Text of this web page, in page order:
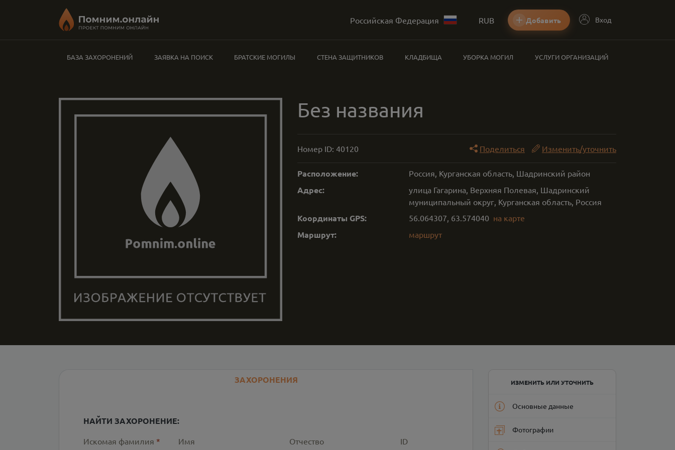
Российская Федерация RUB Добавить Вход
БАЗА ЗАХОРОНЕНИЙ ЗАЯВКА НА ПОИСК БРАТСКИЕ МОГИЛЫ СТЕНА ЗАЩИТНИКОВ КЛАДБИЩА УБОРКА МОГИЛ УСЛУГИ ОРГАНИЗАЦИЙ
Без названия
Номер ID: 40120 Поделиться Изменить/уточнить
Расположение: Россия, Курганская область, Шадринский район
Адрес:
улица Гагарина, Верхняя Полевая, Шадринский
муниципальный округ, Курганская область, Россия
Координаты GPS: 56.064307, 63.574040 на карте
Маршрут: маршрут
ЗАХОРОНЕНИЯ
НАЙТИ ЗАХОРОНЕНИЕ:
Искомая фамилия * Имя Отчество ID
ИЗМЕНИТЬ ИЛИ УТОЧНИТЬ
Основные данные
Фотографии